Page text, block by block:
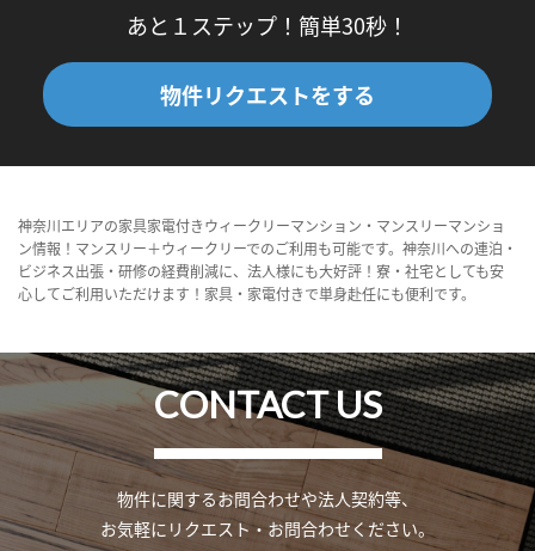
あと１ステップ！簡単30秒！
物件リクエストをする
神奈川エリアの家具家電付きウィークリーマンション・マンスリーマンショ
ン情報！マンスリー＋ウィークリーでのご利用も可能です。神奈川への連泊・
ビジネス出張・研修の経費削減に、法人様にも大好評！寮・社宅としても安
心してご利用いただけます！家具・家電付きで単身赴任にも便利です。
CONTACT US
物件に関するお問合わせや法人契約等、
お気軽にリクエスト・お問合わせください。